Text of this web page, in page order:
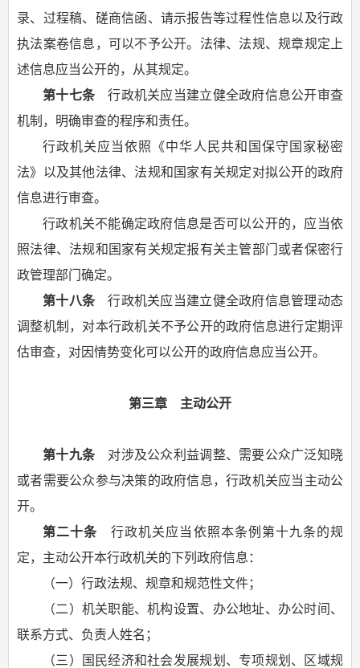
录、过程稿、磋商信函、请示报告等过程性信息以及行政
执法案卷信息，可以不予公开。法律、法规、规章规定上
述信息应当公开的，从其规定。
第十七条行政机关应当建立健全政府信息公开审查
机制，明确审查的程序和责任。
行政机关应当依照《中华人民共和国保守国家秘密
法》以及其他法律、法规和国家有关规定对拟公开的政府
信息进行审查。
行政机关不能确定政府信息是否可以公开的，应当依
照法律、法规和国家有关规定报有关主管部门或者保密行
政管理部门确定。
第十八条行政机关应当建立健全政府信息管理动态
调整机制，对本行政机关不予公开的政府信息进行定期评
估审查，对因情势变化可以公开的政府信息应当公开。
第三章 主动公开
第十九条对涉及公众利益调整、需要公众广泛知晓
或者需要公众参与决策的政府信息，行政机关应当主动公
开。
第二十条 行政机关应当依照本条例第十九条的规
定，主动公开本行政机关的下列政府信息：
（一）行政法规、规章和规范性文件；
（二）机关职能、机构设置、办公地址、办公时间、
联系方式、负责人姓名；
（三）国民经济和社会发展规划、专项规划、区域规